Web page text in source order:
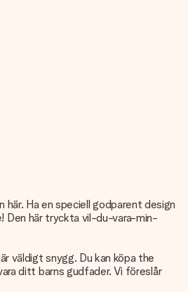
Ha en speciell godparent design
Den här tryckta vil-du-vara-min-
väldigt snygg. Du kan köpa the
ditt barns gudfader. Vi föreslår